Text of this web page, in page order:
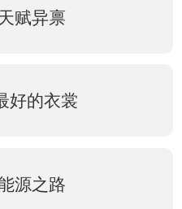
赋异禀
好的衣裳
源之路